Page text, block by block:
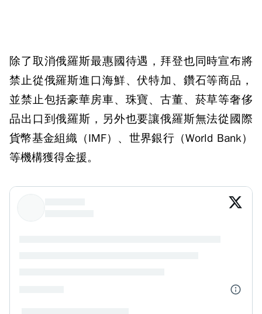
除了取消俄羅斯最惠國待遇，拜登也同時宣布將
禁止從俄羅斯進口海鮮、伏特加、鑽石等商品，
並禁止包括豪華房車、珠寶、古董、菸草等奢侈
品出口到俄羅斯，另外也要讓俄羅斯無法從國際
貨幣基金組織（IMF）、世界銀行（World Bank）
等機構獲得金援。